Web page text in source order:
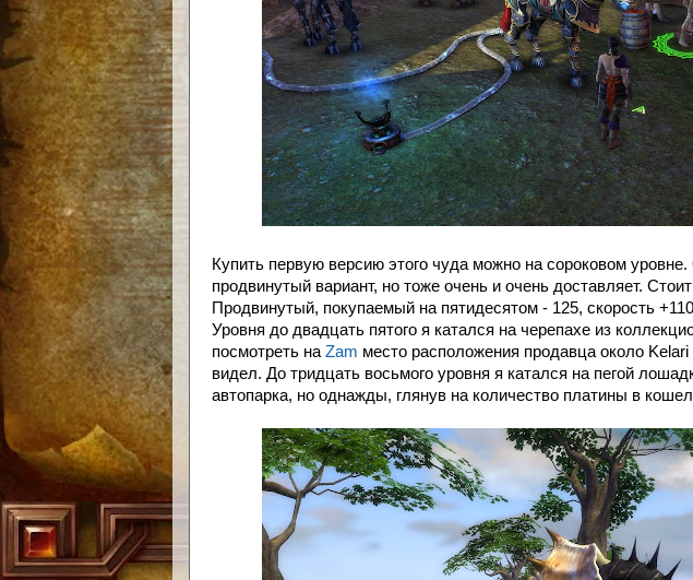
Купить первую версию этого чуда можно на сороковом
продвинутый вариант, но тоже очень и очень доставляет.
Продвинутый, покупаемый на пятидесятом - 125, скорость
Уровня до двадцать пятого я катался на черепахе из
посмотреть на Zam место расположения продавца около
видел. До тридцать восьмого уровня я катался на пегой
автопарка, но однажды, глянув на количество платины в